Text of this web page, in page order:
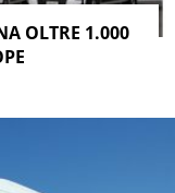
OLTRE 1.000